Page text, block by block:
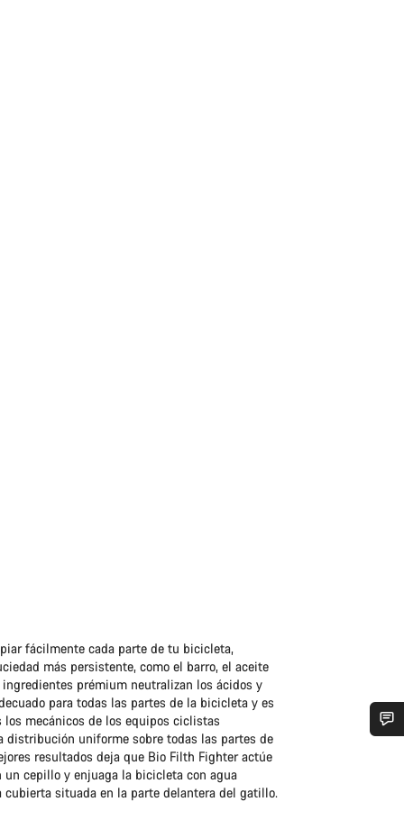
fácilmente cada parte de tu bicicleta,
más persistente, como el barro, el aceite
prémium neutralizan los ácidos y
para todas las partes de la bicicleta y es
mecánicos de los equipos ciclistas
distribución uniforme sobre todas las partes de
resultados deja que Bio Filth Fighter actúe
cepillo y enjuaga la bicicleta con agua
situada en la parte delantera del gatillo.
ayuda?
Nuestros expertos estarán encantados de responder a tus preguntas.